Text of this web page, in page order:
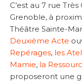
C’est au 7 rue
Grenoble, à
Théâtre Sainte-
Deuxième Acte
Repérages, les
Mamie, la
proposeront une